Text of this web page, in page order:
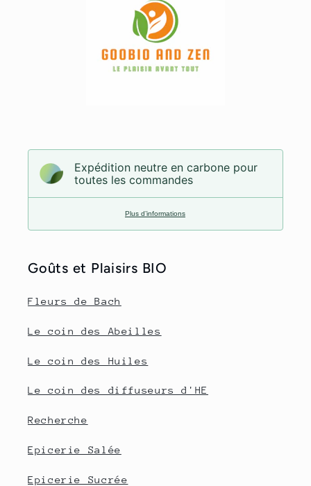
Expédition neutre en carbone pour
toutes les commandes
Plus d’informations
Goûts et Plaisirs BIO
Fleurs de Bach
Le coin des Abeilles
Le coin des Huiles
Le coin des diffuseurs d'HE
Recherche
Epicerie Salée
Epicerie Sucrée